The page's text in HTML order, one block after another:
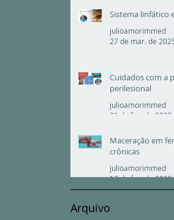
Sistema linfático
julioamorimmed
27 de mar. de
Cuidados com a
perilesional
julioamorimmed
21 de fev. de 2025
Maceração em
crônicas
julioamorimmed
13 de fev. de 2025
Arquivo